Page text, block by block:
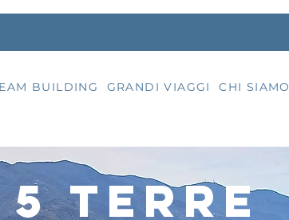
BUILDING GRANDI VIAGGI CHI SIAMO
terre